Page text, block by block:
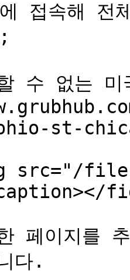
접속해 전
할 수 없는
st-
src="/files/
페이지를
다.